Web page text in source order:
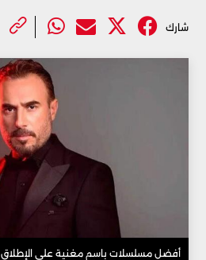
شارك
أفضل مسلسلات باسم مغنية على الإطلاق